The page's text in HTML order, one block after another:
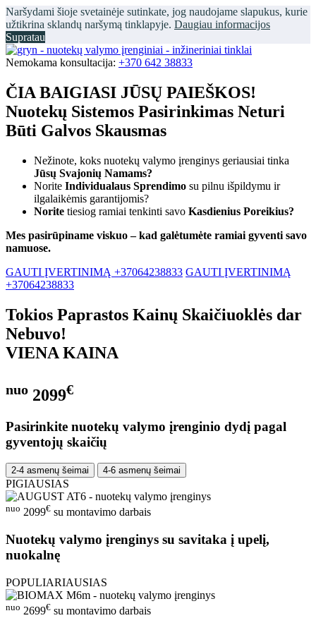
Naršydami šioje svetainėje sutinkate, jog naudojame slapukus, kurie
užtikrina sklandų naršymą tinklapyje. Daugiau informacijos
Supratau
Nemokama konsultacija: +370 642 38833
ČIA BAIGIASI JŪSŲ PAIEŠKOS!
Nuotekų Sistemos Pasirinkimas Neturi
Būti Galvos Skausmas
Nežinote, koks nuotekų valymo įrenginys geriausiai tinka
Jūsų Svajonių Namams?
Norite Individualaus Sprendimo su pilnu išpildymu ir
ilgalaikėmis garantijomis?
Norite tiesiog ramiai tenkinti savo Kasdienius Poreikius?
Mes pasirūpiname viskuo – kad galėtumėte ramiai gyventi savo
namuose.
GAUTI ĮVERTINIMĄ +37064238833 GAUTI ĮVERTINIMĄ
+37064238833
Tokios Paprastos Kainų Skaičiuoklės dar
Nebuvo!
VIENA KAINA
nuo 2099€
Pasirinkite nuotekų valymo įrenginio dydį pagal
gyventojų skaičių
2-4 asmenų šeimai 4-6 asmenų šeimai
PIGIAUSIAS
nuo 2099€ su montavimo darbais
Nuotekų valymo įrenginys su savitaka į upelį,
nuokalnę
POPULIARIAUSIAS
nuo 2699€ su montavimo darbais